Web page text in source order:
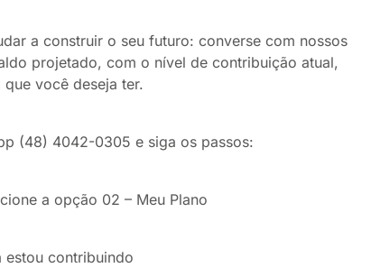
a construir o seu futuro: converse com nossos
projetado, com o nível de contribuição atual,
você deseja ter.
(48) 4042-0305 e siga os passos:
a opção 02 – Meu Plano
estou contribuindo